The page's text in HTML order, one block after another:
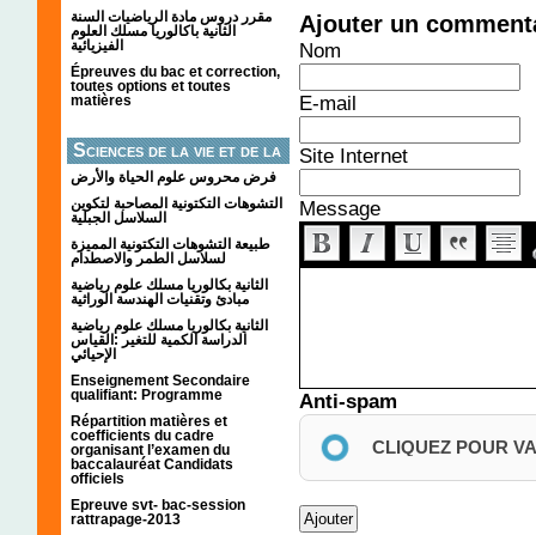
مقرر دروس مادة الرياضيات السنة
الثانية باكالوريا مسلك العلوم
الفيزيائية
Épreuves du bac et correction,
toutes options et toutes
matières
Sciences de la vie et de la
terre
فرض محروس علوم الحياة والأرض
التشوهات التكتونیة المصاحبة لتكوین
السلاسل الجبلیة
طبيعة التشوهات التكتونية المميزة
لسلاسل الطمر والاصطدام
الثانية بكالوريا مسلك علوم رياضية
مبادئ وتقنيات الهندسة الوراثية
الثانية بكالوريا مسلك علوم رياضية
الدراسة الكمية للتغير :القياس
الإحيائي
Enseignement Secondaire
qualifiant: Programme
Répartition matières et
coefficients du cadre
organisant l’examen du
baccalauréat Candidats
officiels
Epreuve svt- bac-session
rattrapage-2013
Ajouter un
Nom
E-mail
Site Internet
Message
Anti-spam
CLIQUEZ POUR